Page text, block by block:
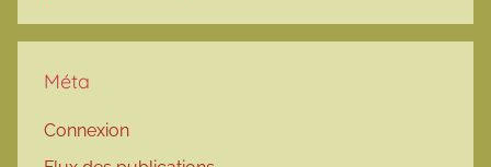
Méta
Connexion